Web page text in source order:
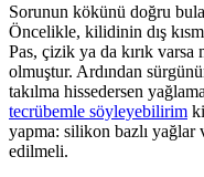
Sorunun kökünü doğru
Öncelikle, kilidinin dış
Pas, çizik ya da kırık
olmuştur. Ardından
takılma hissedersen
tecrübemle söyleyebilirim
yapma: silikon bazlı yağlar
edilmeli.